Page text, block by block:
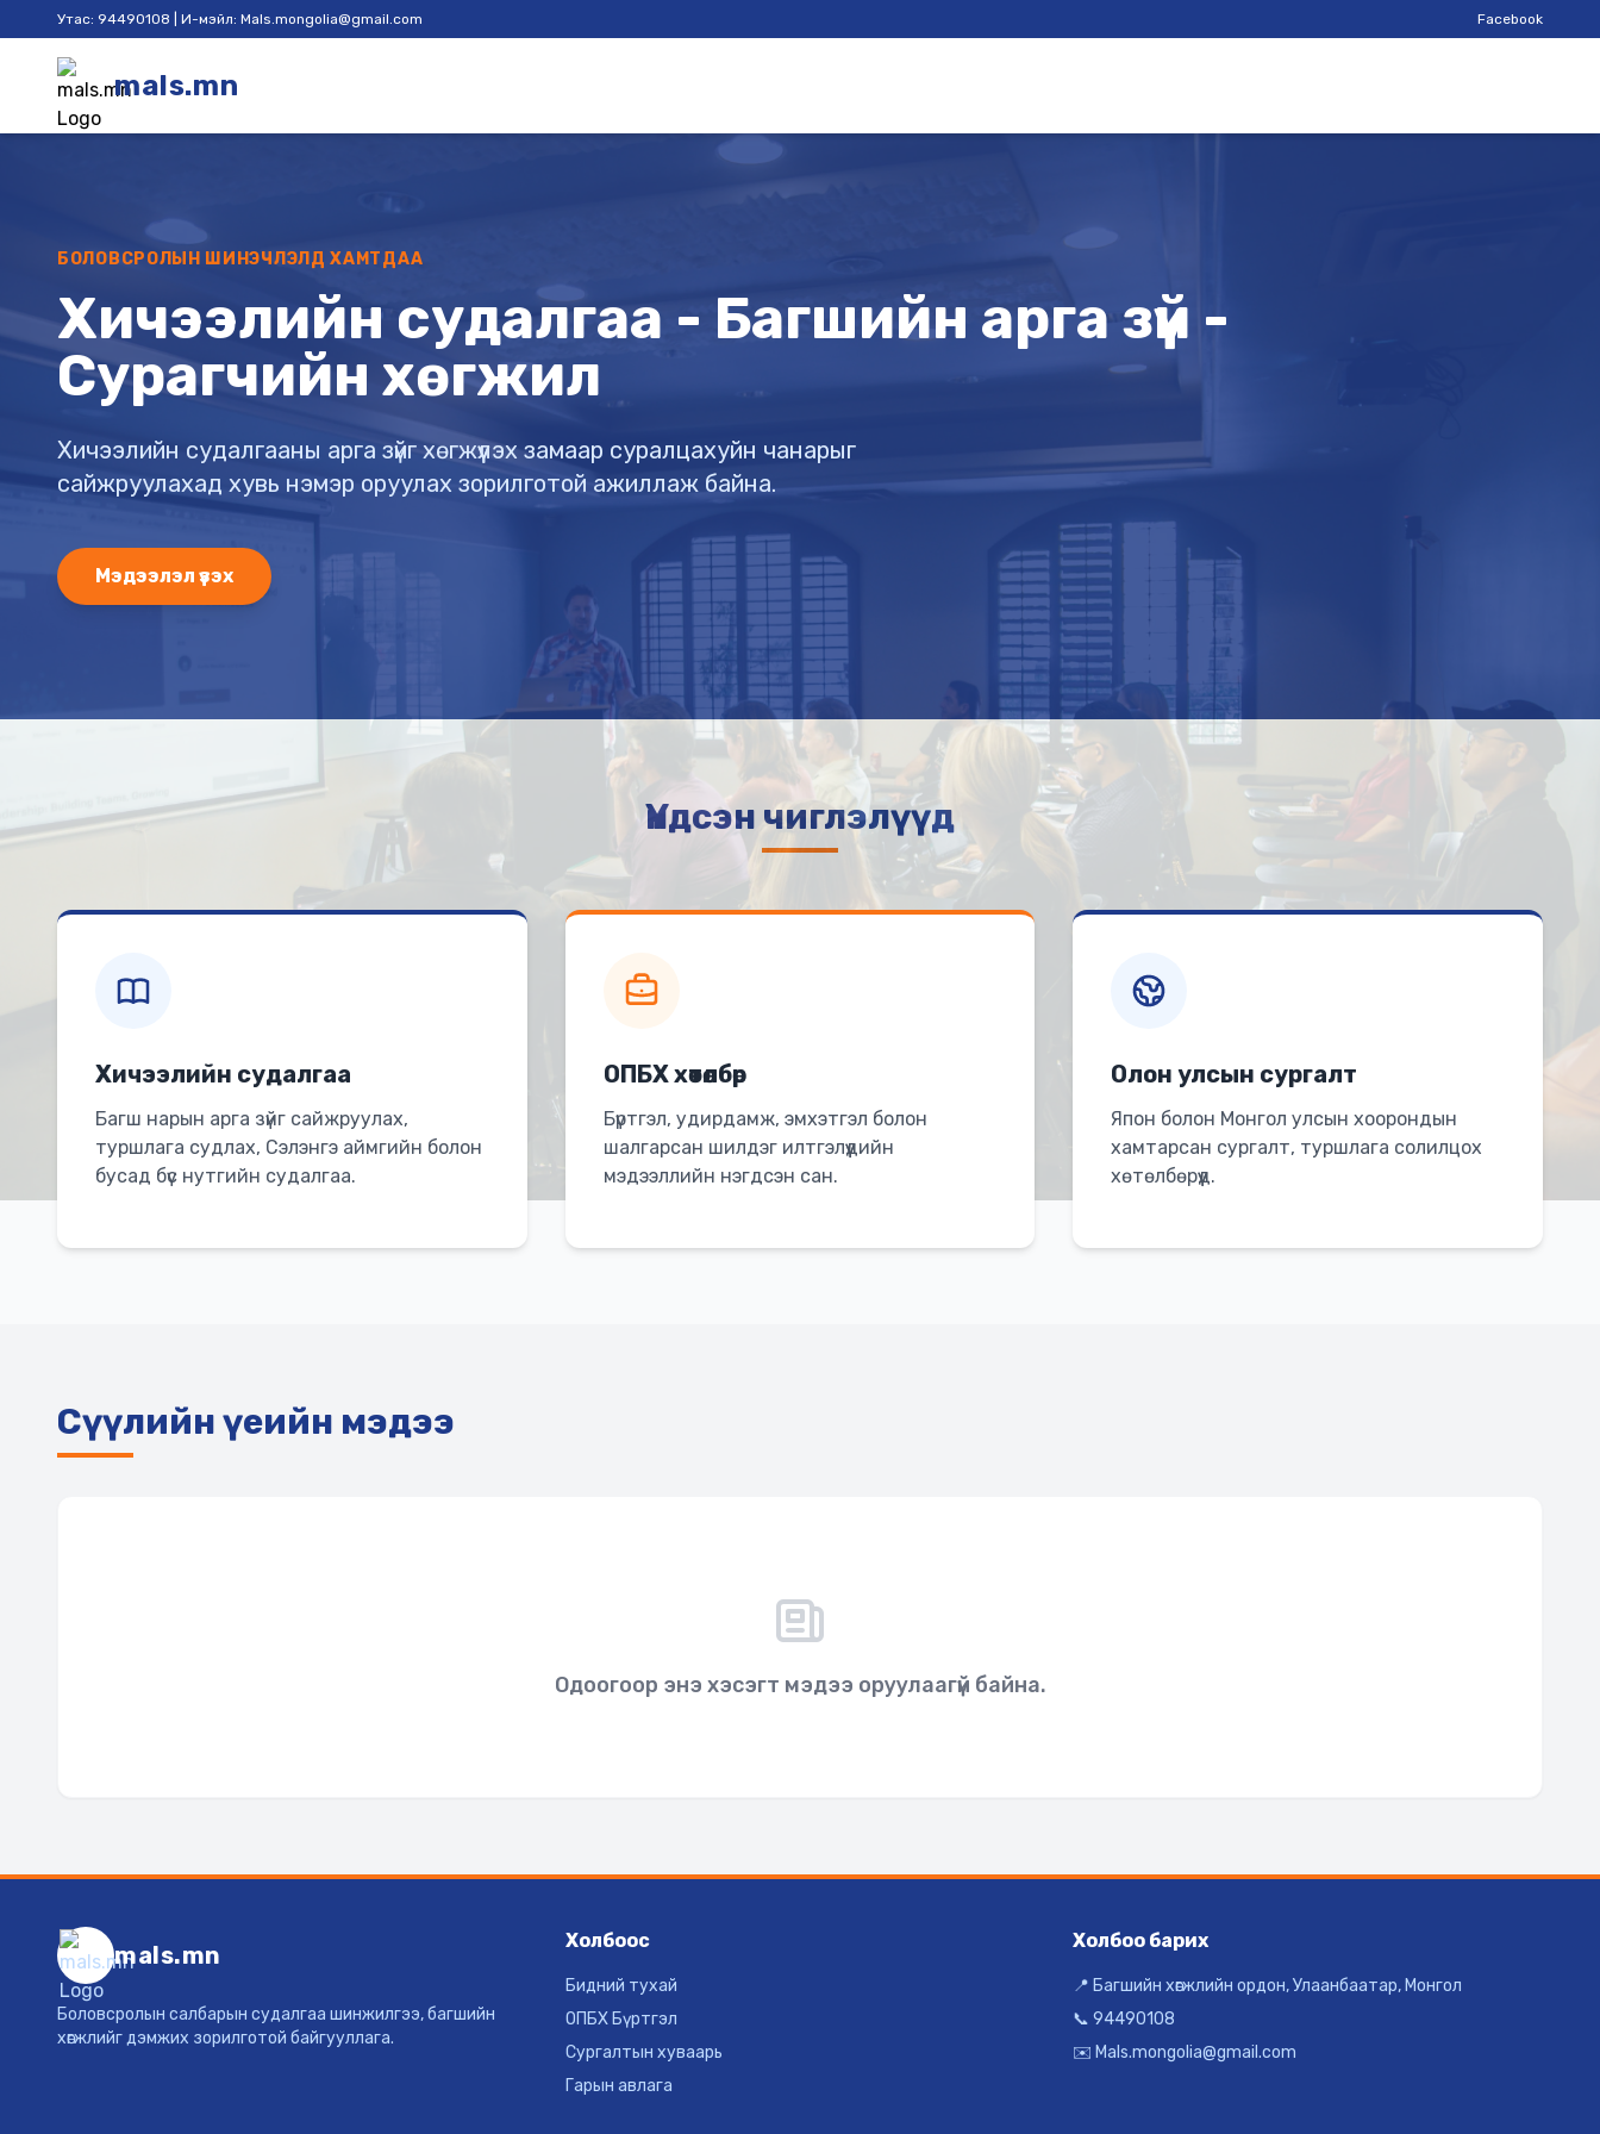
Утас: 94490108 | И-мэйл: Mals.mongolia@gmail.com Facebook
mals.mn
БОЛОВСРОЛЫН ШИНЭЧЛЭЛД ХАМТДАА
Хичээлийн судалгаа - Багшийн арга зүй -
Сурагчийн хөгжил
Хичээлийн судалгааны арга зүйг хөгжүүлэх замаар суралцахуйн чанарыг
сайжруулахад хувь нэмэр оруулах зорилготой ажиллаж байна.
Мэдээлэл үзэх
Үндсэн чиглэлүүд
Хичээлийн судалгаа
Багш нарын арга зүйг сайжруулах,
туршлага судлах, Сэлэнгэ аймгийн болон
бусад бүс нутгийн судалгаа.
ОПБХ хөтөлбөр
Бүртгэл, удирдамж, эмхэтгэл болон
шалгарсан шилдэг илтгэлүүдийн
мэдээллийн нэгдсэн сан.
Олон улсын сургалт
Япон болон Монгол улсын хоорондын
хамтарсан сургалт, туршлага солилцох
хөтөлбөрүүд.
Сүүлийн үеийн мэдээ
Одоогоор энэ хэсэгт мэдээ оруулаагүй байна.
mals.mn
Боловсролын салбарын судалгаа шинжилгээ, багшийн
хөгжлийг дэмжих зорилготой байгууллага.
Холбоос
Бидний тухай
ОПБХ Бүртгэл
Сургалтын хуваарь
Гарын авлага
Холбоо барих
📍 Багшийн хөгжлийн ордон, Улаанбаатар, Монгол
📞 94490108
✉️ Mals.mongolia@gmail.com